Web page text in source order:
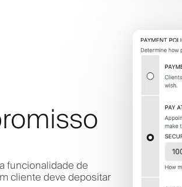
funcionalidade de
cliente deve depositar